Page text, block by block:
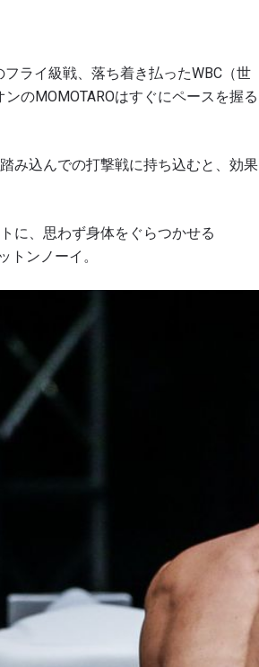
ライ級戦、落ち着き払ったWBC（世
のMOMOTAROはすぐにペースを握る
み込んでの打撃戦に持ち込むと、効果
に、思わず身体をぐらつかせる
トンノーイ。